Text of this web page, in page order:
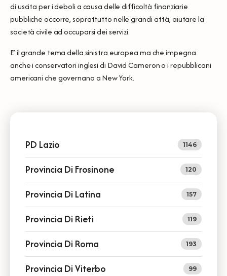
di uscita per i deboli a causa delle difficoltà finanziarie
pubbliche occorre, soprattutto nelle grandi città, aiutare la
società civile ad occuparsi dei servizi.
E’ il grande tema della sinistra europea ma che impegna
anche i conservatori inglesi di David Cameron o i repubblicani
americani che governano a New York.
PD Lazio 1146
Provincia Di Frosinone 120
Provincia Di Latina 157
Provincia Di Rieti 119
Provincia Di Roma 193
Provincia Di Viterbo 99